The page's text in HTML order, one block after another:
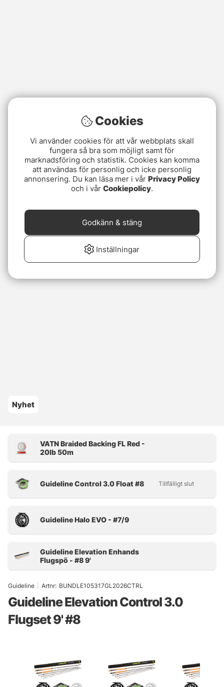
Nyhet
Guideline Artnr: BUNDLE105317GL2026CTRL
Guideline Elevation Control 3.0
Flugset 9' #8
Cookies
Vi använder cookies för att vår webbplats skall
fungera så bra som möjligt samt för
marknadsföring och statistik. Cookies kan komma
att användas för personlig och icke personlig
annonsering. Du kan läsa mer i vår Privacy Policy
och i vår Cookiepolicy.
Inställningar
Godkänn & stäng